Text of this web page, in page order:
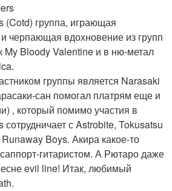
(Cotd) группа, играющая
черпающая вдохновение из групп
My Bloody Valentine и в ню-метал
группы является Narasaki
сан помогал платрям еще и
, который помимо участия в
с Astrobite, Tokusatsu
Boys. Акира какое-то
гитаристом. А Рютаро даже
evil line! Итак, любимый